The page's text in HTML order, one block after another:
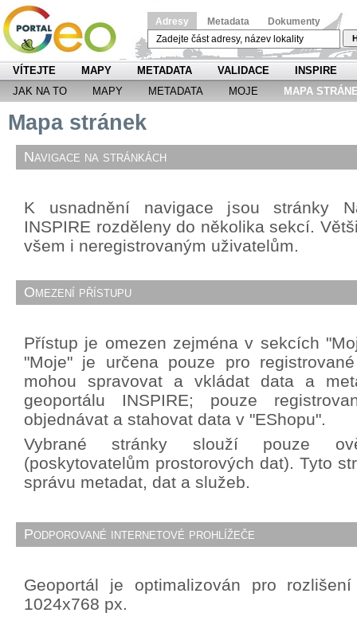
Adresy Metadata Dokumenty
VÍTEJTE MAPY METADATA VALIDACE
INSPIRE
JAK NA TO
MAPY METADATA MOJE MAPA
Mapa stránek
Navigace na stránkách
K usnadnění navigace jsou stránky
INSPIRE rozděleny do několika sekcí.
všem i neregistrovaným uživatelům.
Omezení přístupu
Přístup je omezen zejména v sekcích
"Moje" je určena pouze pro
mohou spravovat a vkládat data a
geoportálu INSPIRE; pouze
objednávat a stahovat data v "EShopu".
Vybrané stránky slouží pouze
(poskytovatelům prostorových dat). Tyto
správu metadat, dat a služeb.
Podporované internetové prohlížeče
Geoportál je optimalizován pro
1024x768 px.